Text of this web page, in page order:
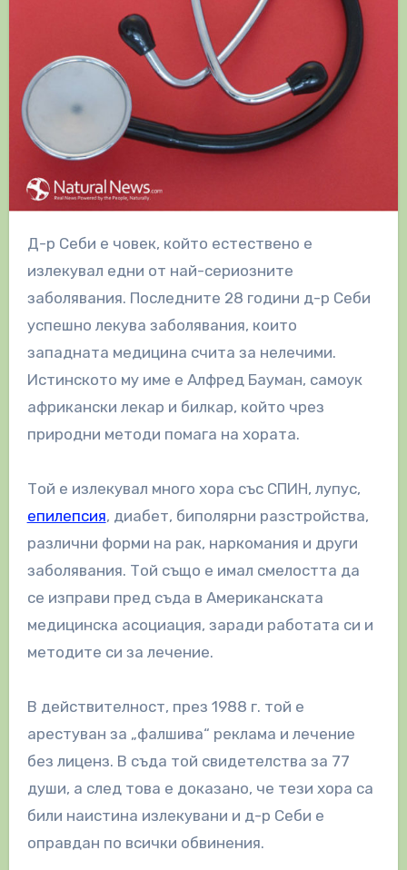
Д-р Себи е човек, който естествено е
излекувал едни от най-сериозните
заболявания. Последните 28 години д-р Себи
успешно лекува заболявания, които
западната медицина счита за нелечими.
Истинското му име е Алфред Бауман, самоук
африкански лекар и билкар, който чрез
природни методи помага на хората.
Той е излекувал много хора със СПИН, лупус,
епилепсия, диабет, биполярни разстройства,
различни форми на рак, наркомания и други
заболявания. Той също е имал смелостта да
се изправи пред съда в Американската
медицинска асоциация, заради работата си и
методите си за лечение.
В действителност, през 1988 г. той е
арестуван за „фалшива“ реклама и лечение
без лиценз. В съда той свидетелства за 77
души, а след това е доказано, че тези хора са
били наистина излекувани и д-р Себи е
оправдан по всички обвинения.